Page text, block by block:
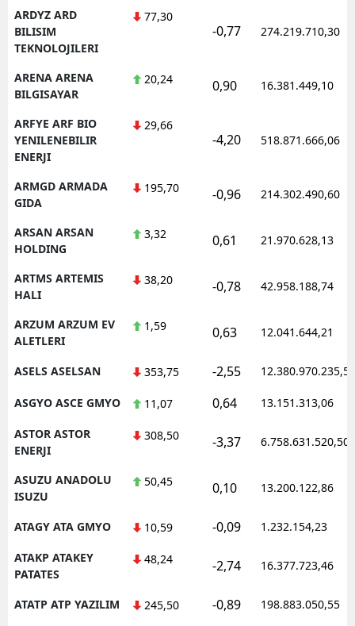
ARDYZ ARD
BILISIM
TEKNOLOJILERI
77,30
-0,77 274.219.710,30
ARENA ARENA
BILGISAYAR
20,24 0,90 16.381.449,10
ARFYE ARF BIO
YENILENEBILIR
ENERJI
29,66
-4,20 518.871.666,06
ARMGD ARMADA
GIDA
195,70 -0,96 214.302.490,60
ARSAN ARSAN
HOLDING
3,32 0,61 21.970.628,13
ARTMS ARTEMIS
HALI
38,20 -0,78 42.958.188,74
ARZUM ARZUM EV
ALETLERI
1,59 0,63 12.041.644,21
ASELS ASELSAN 353,75 -2,55 12.380.970.235,50
ASGYO ASCE GMYO 11,07 0,64 13.151.313,06
ASTOR ASTOR
ENERJI
308,50 -3,37 6.758.631.520,50
ASUZU ANADOLU
ISUZU
50,45 0,10 13.200.122,86
ATAGY ATA GMYO 10,59 -0,09 1.232.154,23
ATAKP ATAKEY
PATATES
48,24 -2,74 16.377.723,46
ATATP ATP YAZILIM 245,50 -0,89 198.883.050,55